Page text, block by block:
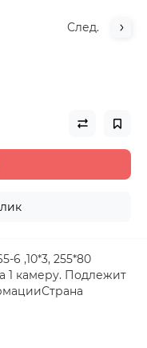
След.
6 ,10*3, 255*80
1 камеру. Подлежит